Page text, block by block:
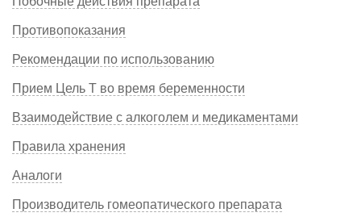
Противопоказания
Рекомендации по использованию
Прием Цель Т во время беременности
Взаимодействие с алкоголем и медикаментами
Правила хранения
Аналоги
Производитель гомеопатического препарата